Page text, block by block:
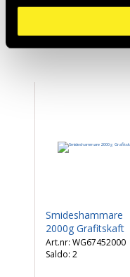
WG67450500
Smideshammare
2000g Grafitskaft
WG67452000
Saldo: 2